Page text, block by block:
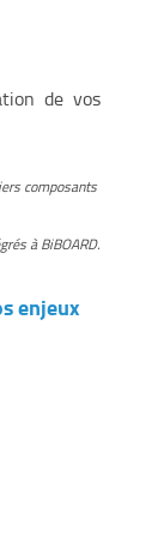
de vos
composants
à BiBOARD.
enjeux